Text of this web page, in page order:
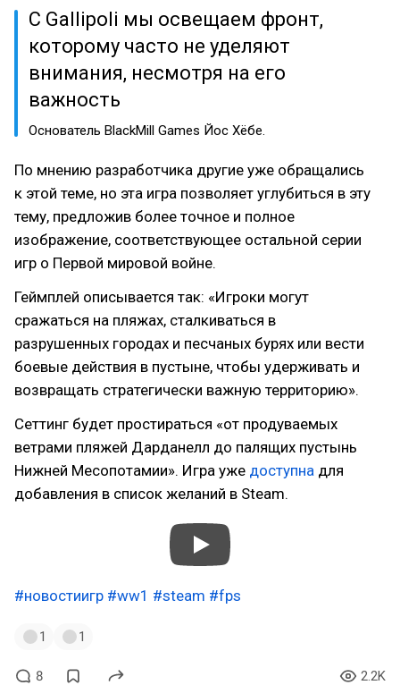
С Gallipoli мы освещаем фронт,
которому часто не уделяют
внимания, несмотря на его
важность
Основатель BlackMill Games Йос Хёбе.
По мнению разработчика другие уже обращались
к этой теме, но эта игра позволяет углубиться в эту
тему, предложив более точное и полное
изображение, соответствующее остальной серии
игр о Первой мировой войне.
Геймплей описывается так: «Игроки могут
сражаться на пляжах, сталкиваться в
разрушенных городах и песчаных бурях или вести
боевые действия в пустыне, чтобы удерживать и
возвращать стратегически важную территорию».
Сеттинг будет простираться «от продуваемых
ветрами пляжей Дарданелл до палящих пустынь
Нижней Месопотамии». Игра уже доступна для
добавления в список желаний в Steam.
#новостиигр #ww1 #steam #fps
1 1
8 2.2K